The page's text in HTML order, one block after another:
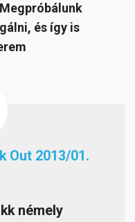
és így is
Out 2013/01.
némely